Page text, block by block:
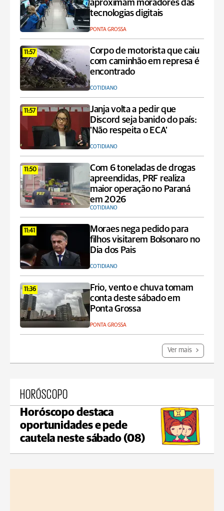
aproximam moradores das
tecnologias digitais
PONTA GROSSA
11:57
Corpo de motorista que caiu
com caminhão em represa é
encontrado
COTIDIANO
11:57
Janja volta a pedir que
Discord seja banido do país:
'Não respeita o ECA'
COTIDIANO
11:50
Com 6 toneladas de drogas
apreendidas, PRF realiza
maior operação no Paraná
em 2026
COTIDIANO
11:41
Moraes nega pedido para
filhos visitarem Bolsonaro no
Dia dos Pais
COTIDIANO
11:36
Frio, vento e chuva tomam
conta deste sábado em
Ponta Grossa
PONTA GROSSA
Ver mais
HORÓSCOPO
Horóscopo destaca
oportunidades e pede
cautela neste sábado (08)